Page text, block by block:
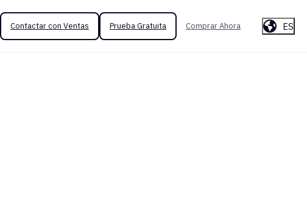
Contactar con Ventas Prueba Gratuita Comprar Ahora ES